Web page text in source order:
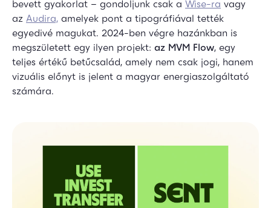
bevett gyakorlat – gondoljunk csak a Wise-ra vagy
az Audira, amelyek pont a tipográfiával tették
egyedivé magukat. 2024-ben végre hazánkban is
megszületett egy ilyen projekt: az MVM Flow, egy
teljes értékű betűcsalád, amely nem csak jogi, hanem
vizuális előnyt is jelent a magyar energiaszolgáltató
számára.